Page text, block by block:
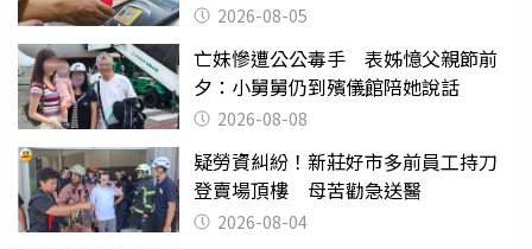
2026-08-05
亡妹慘遭公公毒手 表姊憶父親節前
夕：小舅舅仍到殯儀館陪她說話
2026-08-08
疑勞資糾紛！新莊好市多前員工持刀
登賣場頂樓 母苦勸急送醫
2026-08-04